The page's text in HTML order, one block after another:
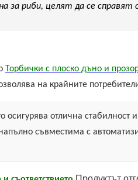
за риби, целят да се
Торбички с плоско дъно и
на крайните
осигурява отлична
съвместима с